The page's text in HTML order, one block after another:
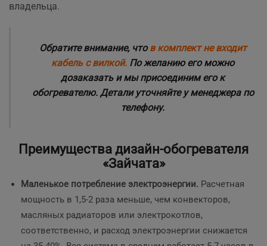
владельца.
Обратите внимание, чтов комплект не входит
кабель с вилкой. По желанию его можно
дозаказать и мы присоединим его к
обогревателю. Детали уточняйте у менеджера по
телефону.
Преимущества дизайн-обогревателя
«Зайчата»
Маленькое потребление электроэнергии. Расчетная
мощность в 1,5-2 раза меньше, чем конвекторов,
масляных радиаторов или электрокотлов,
соответственно, и расход электроэнергии снижается